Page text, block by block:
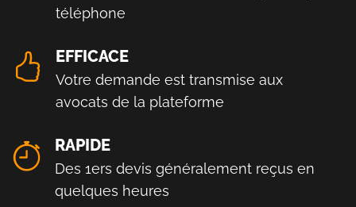
téléphone
EFFICACE
Votre demande est transmise aux
avocats de la plateforme
RAPIDE
Des 1ers devis généralement reçus en
quelques heures